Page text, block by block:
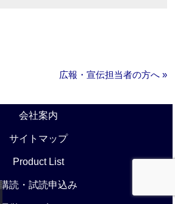
広報・宣伝担当者の方へ »
会社案内
サイトマップ
Product List
購読・試読申込み